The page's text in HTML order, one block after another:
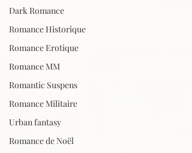
Dark Romance
Romance Historique
Romance Erotique
Romance MM
Romantic Suspens
Romance Militaire
Urban fantasy
Romance de Noël